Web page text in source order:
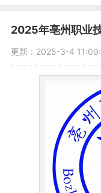
2025年亳州职业
更新：2025-3-4